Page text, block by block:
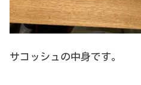
サコッシュの中身です。